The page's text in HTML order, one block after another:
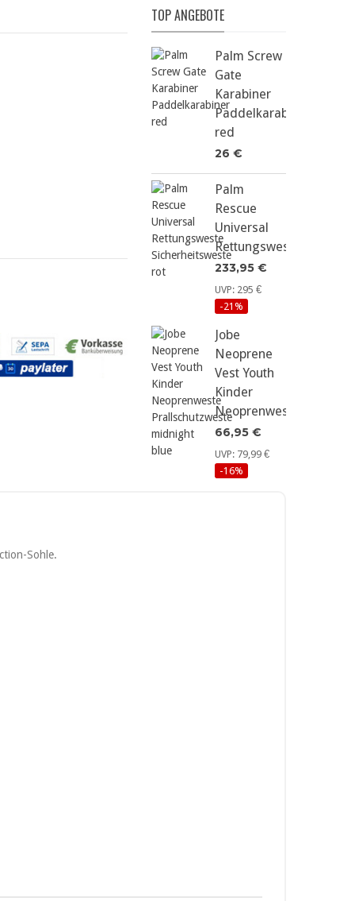
TOP ANGEBOTE
Palm Screw
Gate
Karabiner
Paddelkarabiner
red
26 €
Palm
Rescue
Universal
Rettungsweste...
233,95 €
UVP: 295 €
-21%
Jobe
Neoprene
Vest Youth
Kinder
Neoprenweste...
66,95 €
UVP: 79,99 €
-16%
Sohle.